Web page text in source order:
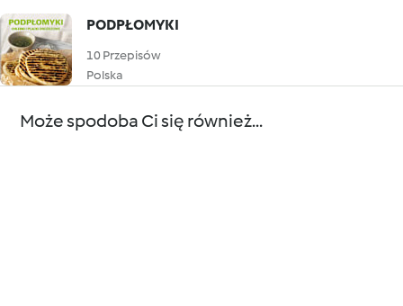
PODPŁOMYKI
10 Przepisów
Polska
Może spodoba Ci się również...